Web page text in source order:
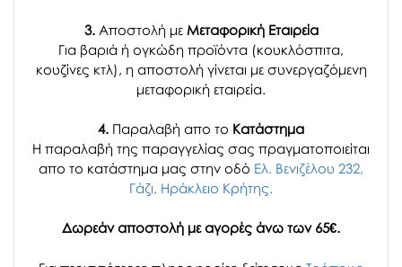
3. Αποστολή μεΜεταφορική Εταιρεία
Για βαριά ή ογκώδη προϊόντα (κουκλόσπιτα,
κουζίνες κτλ), η αποστολή γίνεται με συνεργαζόμενη
μεταφορική εταιρεία.
4. Παραλαβή απο το Κατάστημα
H παραλαβή της παραγγελίας σας πραγματοποιείται
απο το κατάστημα μας στην οδό Ελ. Βενιζέλου 232,
Γάζι, Ηράκλειο Κρήτης.
Δωρεάν αποστολή με αγορές άνω των 65€.